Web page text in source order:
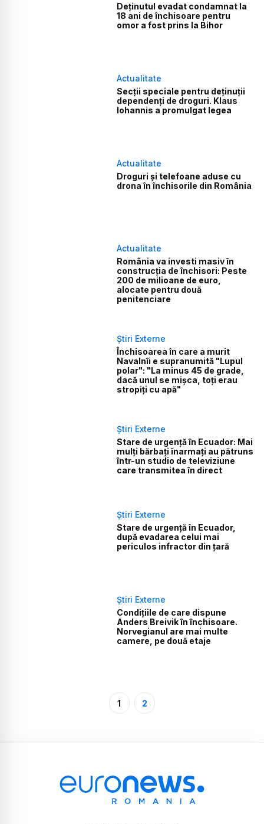
Deținutul evadat condamnat la
18 ani de închisoare pentru
omor a fost prins la Bihor
Actualitate
Secții speciale pentru deținuții
dependenți de droguri. Klaus
Iohannis a promulgat legea
Actualitate
Droguri și telefoane aduse cu
drona în închisorile din România
Actualitate
România va investi masiv în
construcția de închisori: Peste
200 de milioane de euro,
alocate pentru două
penitenciare
Știri Externe
Închisoarea în care a murit
Navalnîi e supranumită "Lupul
polar": "La minus 45 de grade,
dacă unul se mișca, toți erau
stropiți cu apă"
Știri Externe
Stare de urgență în Ecuador: Mai
mulți bărbați înarmați au pătruns
într-un studio de televiziune
care transmitea în direct
Știri Externe
Stare de urgență în Ecuador,
după evadarea celui mai
periculos infractor din țară
Știri Externe
Condițiile de care dispune
Anders Breivik în închisoare.
Norvegianul are mai multe
camere, pe două etaje
1 2